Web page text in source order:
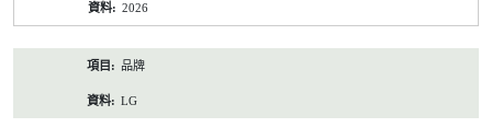
2026
品牌
LG